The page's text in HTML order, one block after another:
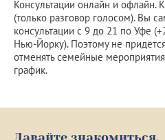
Консультации онлайн и офлайн.
(только разговор голосом). Вы
консультации с 9 до 21 по Уфе
Нью-Йорку). Поэтому не
отменять семейные
график.
Давайте знакомиться.